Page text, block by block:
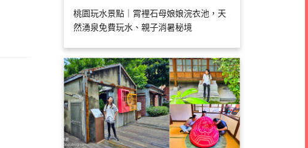
桃園玩水景點｜霄裡石母娘娘浣衣池，天
然湧泉免費玩水、親子消暑秘境